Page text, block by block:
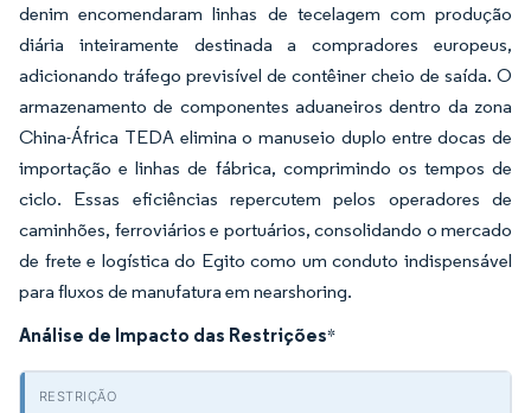
denim encomendaram linhas de tecelagem com produção
diária inteiramente destinada a compradores europeus,
adicionando tráfego previsível de contêiner cheio de saída. O
armazenamento de componentes aduaneiros dentro da zona
China-África TEDA elimina o manuseio duplo entre docas de
importação e linhas de fábrica, comprimindo os tempos de
ciclo. Essas eficiências repercutem pelos operadores de
caminhões, ferroviários e portuários, consolidando o mercado
de frete e logística do Egito como um conduto indispensável
para fluxos de manufatura em nearshoring.
Análise de Impacto das Restrições*